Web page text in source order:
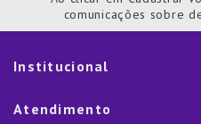
comunicações sobre
Institucional
História
Atendimento